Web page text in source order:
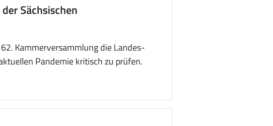
Sächsischen
Kammerversammlung die Landes-
Pandemie kritisch zu prüfen.